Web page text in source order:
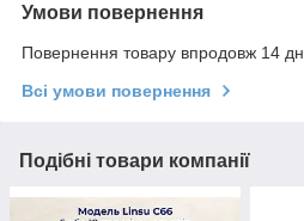
Умови повернення
Повернення товару впродовж 14
Всі умови повернення
Подібні товари компанії